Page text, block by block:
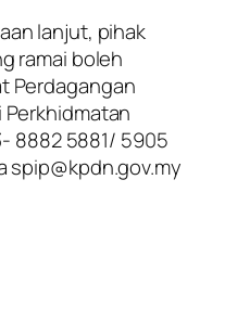
lanjut, pihak
ramai boleh
Perdagangan
8882 5881/ 5905
spip@kpdn.gov.my